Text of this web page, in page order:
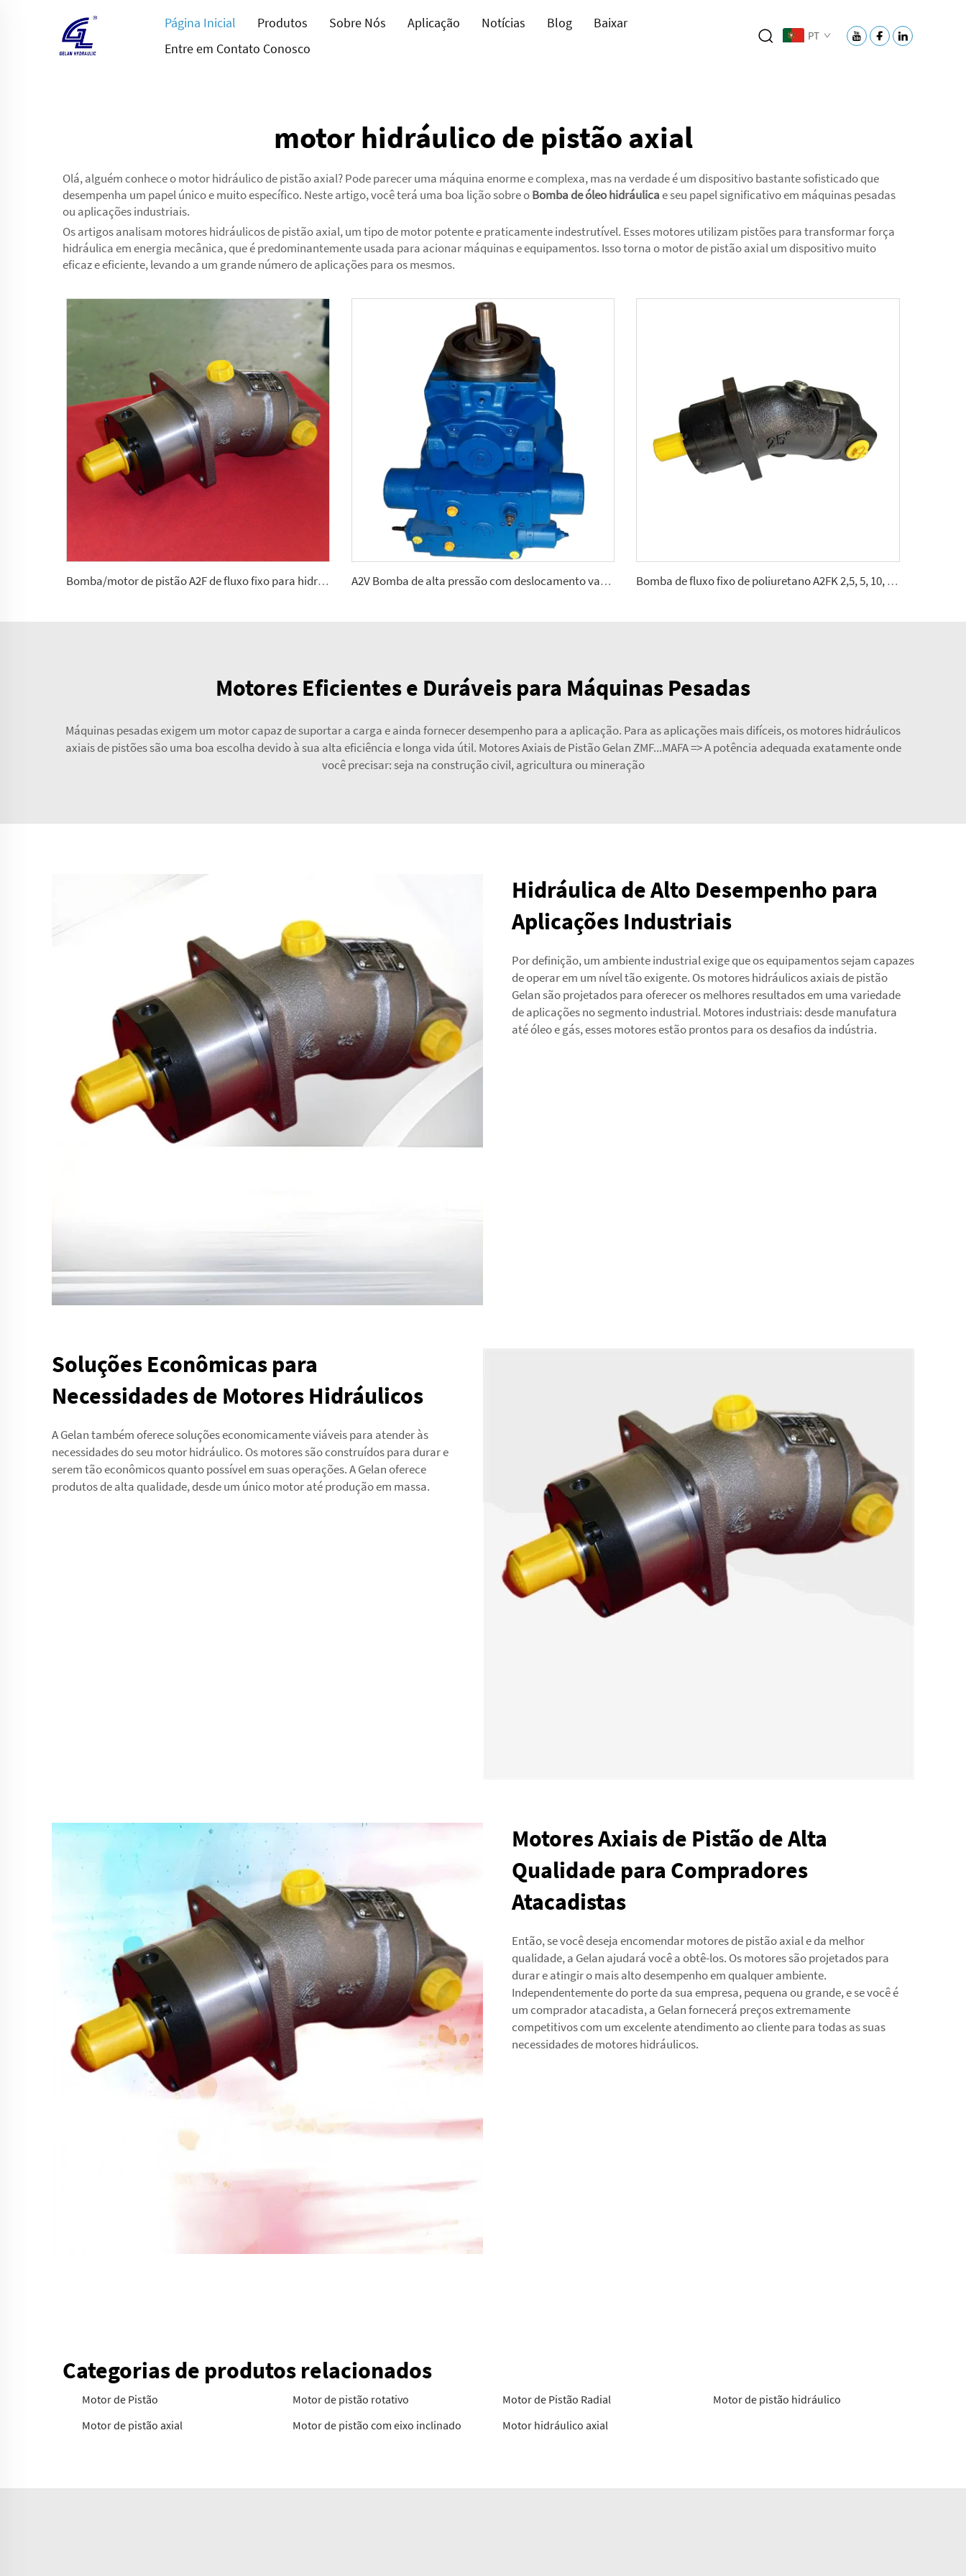
Página Inicial Produtos Sobre Nós Aplicação Notícias Blog
Baixar
Entre em Contato Conosco
PT
motor hidráulico de pistão axial
Olá, alguém conhece o motor hidráulico de pistão axial? Pode parecer uma máquina enorme e complexa, mas na verdade é um dispositivo bastante sofisticado que
desempenha um papel único e muito específico. Neste artigo, você terá uma boa lição sobre oBomba de óleo hidráulicae seu papel significativo em máquinas pesadas
ou aplicações industriais.
Os artigos analisam motores hidráulicos de pistão axial, um tipo de motor potente e praticamente indestrutível. Esses motores utilizam pistões para transformar força
hidráulica em energia mecânica, que é predominantemente usada para acionar máquinas e equipamentos. Isso torna o motor de pistão axial um dispositivo muito
eficaz e eficiente, levando a um grande número de aplicações para os mesmos.
Bomba/motor de pistão A2F de fluxo fixo para hidráulica móvel exigente 2.5, 5, 10, 12, 28 A2V Bomba de alta pressão com deslocamento variável 250, 355, 500, 1000 Bomba de fluxo fixo de poliuretano A2FK 2,5, 5, 10, 12, 23, 28, 55, 80, 107(cmᶟ ⁄rev)
Motores Eficientes e Duráveis para Máquinas Pesadas
Máquinas pesadas exigem um motor capaz de suportar a carga e ainda fornecer desempenho para a aplicação. Para as aplicações mais difíceis, os motores hidráulicos
axiais de pistões são uma boa escolha devido à sua alta eficiência e longa vida útil. Motores Axiais de Pistão Gelan ZMF...MAFA => A potência adequada exatamente onde
você precisar: seja na construção civil, agricultura ou mineração
Hidráulica de Alto Desempenho para
Aplicações Industriais
Por definição, um ambiente industrial exige que os equipamentos sejam capazes
de operar em um nível tão exigente. Os motores hidráulicos axiais de pistão
Gelan são projetados para oferecer os melhores resultados em uma variedade
de aplicações no segmento industrial. Motores industriais: desde manufatura
até óleo e gás, esses motores estão prontos para os desafios da indústria.
Soluções Econômicas para
Necessidades de Motores Hidráulicos
A Gelan também oferece soluções economicamente viáveis para atender às
necessidades do seu motor hidráulico. Os motores são construídos para durar e
serem tão econômicos quanto possível em suas operações. A Gelan oferece
produtos de alta qualidade, desde um único motor até produção em massa.
Motores Axiais de Pistão de Alta
Qualidade para Compradores
Atacadistas
Então, se você deseja encomendar motores de pistão axial e da melhor
qualidade, a Gelan ajudará você a obtê-los. Os motores são projetados para
durar e atingir o mais alto desempenho em qualquer ambiente.
Independentemente do porte da sua empresa, pequena ou grande, e se você é
um comprador atacadista, a Gelan fornecerá preços extremamente
competitivos com um excelente atendimento ao cliente para todas as suas
necessidades de motores hidráulicos.
Categorias de produtos relacionados
Motor de Pistão Motor de pistão rotativo Motor de Pistão Radial
Motor de pistão hidráulico
Motor de pistão axial
Motor de pistão com eixo inclinado Motor hidráulico axial